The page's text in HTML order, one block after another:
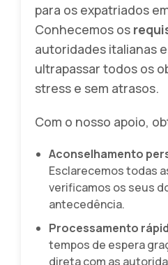
para os expatriados
Conhecemos os
autoridades italianas
ultrapassar todos os
stress e sem atrasos.
Com o nosso apoio,
Aconselhamento
Esclarecemos todas
verificamos os seus
antecedência.
Processamento
tempos de espera
direta com as